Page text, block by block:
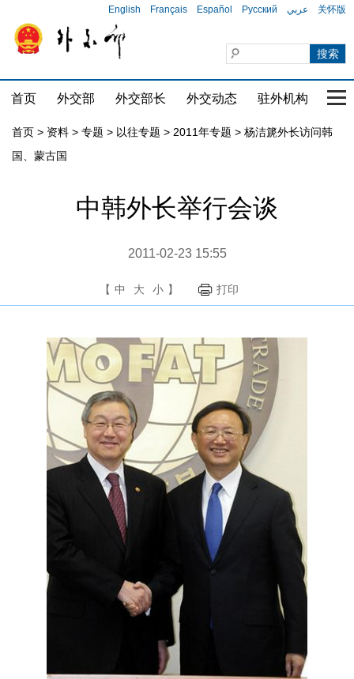
English Français Español Русский عربي 关怀版
首页 外交部 外交部长 外交动态 驻外机构 国
首页 > 资料 > 专题 > 以往专题 > 2011年专题 > 杨洁篪外长访问韩
国、蒙古国
中韩外长举行会谈
2011-02-23 15:55
【 中 大 小 】 打印